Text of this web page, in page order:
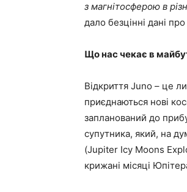
з магнітосферою в
дало безцінні дані
Що нас чекає в
Відкриття Juno – це
приєднаються нові
запланований до
супутника, який, на
(Jupiter Icy Moons
крижані місяці